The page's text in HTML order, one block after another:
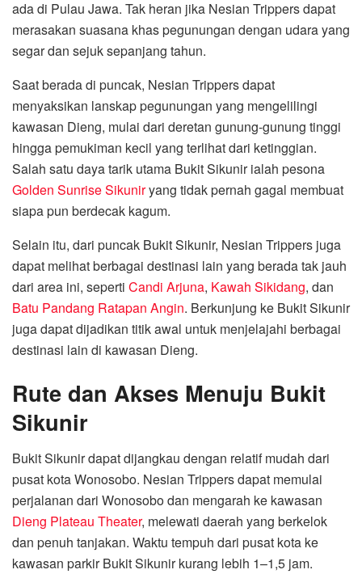
ada di Pulau Jawa. Tak heran jika Nesian Trippers dapat
merasakan suasana khas pegunungan dengan udara yang
segar dan sejuk sepanjang tahun.
Saat berada di puncak, Nesian Trippers dapat
menyaksikan lanskap pegunungan yang mengelilingi
kawasan Dieng, mulai dari deretan gunung-gunung tinggi
hingga pemukiman kecil yang terlihat dari ketinggian.
Salah satu daya tarik utama Bukit Sikunir ialah pesona
Golden Sunrise Sikuniryang tidak pernah gagal membuat
siapa pun berdecak kagum.
Selain itu, dari puncak Bukit Sikunir, Nesian Trippers juga
dapat melihat berbagai destinasi lain yang berada tak jauh
dari area ini, seperti Candi Arjuna, Kawah Sikidang, dan
Batu Pandang Ratapan Angin. Berkunjung ke Bukit Sikunir
juga dapat dijadikan titik awal untuk menjelajahi berbagai
destinasi lain di kawasan Dieng.
Rute dan Akses Menuju Bukit
Sikunir
Bukit Sikunir dapat dijangkau dengan relatif mudah dari
pusat kota Wonosobo. Nesian Trippers dapat memulai
perjalanan dari Wonosobo dan mengarah ke kawasan
Dieng Plateau Theater, melewati daerah yang berkelok
dan penuh tanjakan. Waktu tempuh dari pusat kota ke
kawasan parkir Bukit Sikunir kurang lebih 1–1,5 jam.